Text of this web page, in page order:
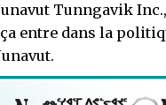
Tunngavik
entre dans la